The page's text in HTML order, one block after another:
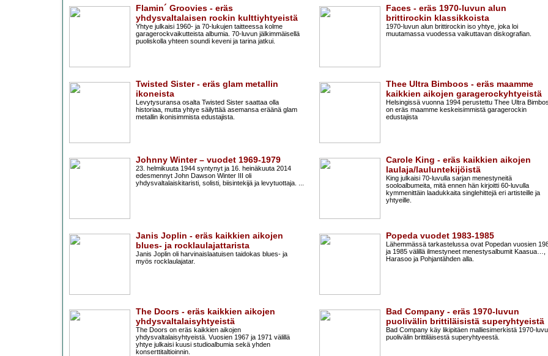
Flamin´ Groovies - eräs
yhdysvaltalaisen rockin kulttiyhtyeistä
Yhtye julkaisi 1960- ja 70-lukujen taitteessa kolme
garagerockvaikutteista albumia. 70-luvun jälkimmäisellä
puoliskolla yhteen soundi keveni ja tarina jatkui.
Faces - eräs 1970-luvun alun
brittirockin klassikkoista
1970-luvun alun brittirockin iso yhtye, joka loi
muutamassa vuodessa vaikuttavan diskografian.
Twisted Sister - eräs glam metallin
ikoneista
Levytysuransa osalta Twisted Sister saattaa olla
historiaa, mutta yhtye säilyttää asemansa eräänä glam
metallin ikonisimmista edustajista.
Thee Ultra Bimboos - eräs maamme
kaikkien aikojen garagerockyhtyeistä
Helsingissä vuonna 1994 perustettu Thee Ultra
on eräs maamme keskeisimmistä garagerockin
edustajista
Johnny Winter – vuodet 1969-1979
23. helmikuuta 1944 syntynyt ja 16. heinäkuuta 2014
edesmennyt John Dawson Winter III oli
yhdysvaltalaiskitaristi, solisti, biisintekijä ja levytuottaja. ...
Carole King - eräs kaikkien aikojen
laulaja/lauluntekijöistä
King julkaisi 70-luvulla sarjan menestyneitä
sooloalbumeita, mitä ennen hän kirjoitti 60-luvulla
kymmenittäin laadukkaita singlehittejä eri artisteille ja
yhtyeille.
Janis Joplin - eräs kaikkien aikojen
blues- ja rocklaulajattarista
Janis Joplin oli harvinaislaatuisen taidokas blues- ja
myös rocklaulajatar.
Popeda vuodet 1983-1985
Lähemmässä tarkastelussa ovat Popedan vuosien
ja 1985 välillä ilmestyneet menestysalbumit Kaasua…,
Harasoo ja Pohjantähden alla.
The Doors - eräs kaikkien aikojen
yhdysvaltalaisyhtyeistä
The Doors on eräs kaikkien aikojen
yhdysvaltalaisyhtyeistä. Vuosien 1967 ja 1971 välillä
yhtye julkaisi kuusi studioalbumia sekä yhden
konserttitaltioinnin.
Bad Company - eräs 1970-luvun
puolivälin brittiläisistä superyhtyeistä
Bad Company käy likipitäen malliesimerkistä 1970-
puolivälin brittiläisestä superyhtyeestä.